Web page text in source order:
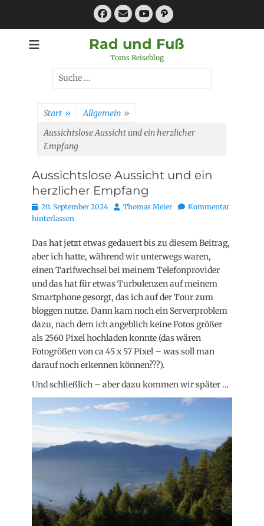
Facebook
E-
MailYouTube
Pfad
Rad und Fuß
Toms Reiseblog
Suchen
nach:
Start » Allgemein »
Aussichtslose Aussicht und ein herzlicher
Empfang
Aussichtslose Aussicht und ein
herzlicher Empfang
Posted
on
20. September 2024 AutorThomas Meier
Kommentar
hinterlassen
Das hat jetzt etwas gedauert bis zu diesem Beitrag,
aber ich hatte, während wir unterwegs waren,
einen Tarifwechsel bei meinem Telefonprovider
und das hat für etwas Turbulenzen auf meinem
Smartphone gesorgt, das ich auf der Tour zum
bloggen nutze. Dann kam noch ein Serverproblem
dazu, nach dem ich angeblich keine Fotos größer
als 2560 Pixel hochladen konnte (das wären
Fotogrößen von ca 45 x 57 Pixel – was soll man
darauf noch erkennen können???).
Und schließlich – aber dazu kommen wir später …